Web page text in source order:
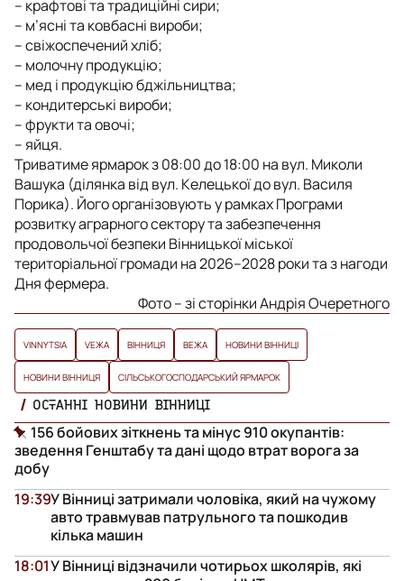
– крафтові та традиційні сири;
– м’ясні та ковбасні вироби;
– свіжоспечений хліб;
– молочну продукцію;
– мед і продукцію бджільництва;
– кондитерські вироби;
– фрукти та овочі;
– яйця.
Триватиме ярмарок з 08:00 до 18:00 на вул. Миколи
Вашука (ділянка від вул. Келецької до вул. Василя
Порика). Його організовують у рамках Програми
розвитку аграрного сектору та забезпечення
продовольчої безпеки Вінницької міської
територіальної громади на 2026–2028 роки та з нагоди
Дня фермера.
Фото – зі сторінки Андрія Очеретного
VINNYTSIA VЕЖА ВІННИЦЯ ВЕЖА НОВИНИ ВІННИЦІ
НОВИНИ ВІННИЦЯ СІЛЬСЬКОГОСПОДАРСЬКИЙ ЯРМАРОК
ОСТАННІ НОВИНИ ВІННИЦІ
156 бойових зіткнень та мінус 910 окупантів:
зведення Генштабу та дані щодо втрат ворога за
добу
У Вінниці затримали чоловіка, який на чужому
авто травмував патрульного та пошкодив
кілька машин
19:39
У Вінниці відзначили чотирьох школярів, які
18:01